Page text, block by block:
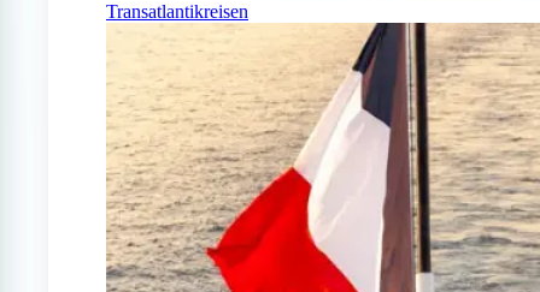
Transatlantikreisen